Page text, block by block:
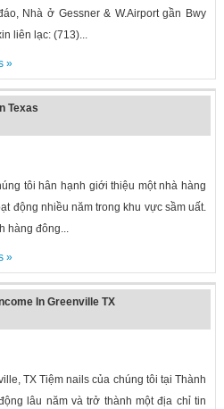
Nhà ở Gessner & W.Airport gần Bwy
liên lạc: (713)...
»
Texas
tôi hân hạnh giới thiệu một nhà hàng
động nhiều năm trong khu vực sầm uất.
hàng đông...
»
In Greenville TX
TX Tiệm nails của chúng tôi tại Thành
lâu năm và trở thành một địa chỉ tin